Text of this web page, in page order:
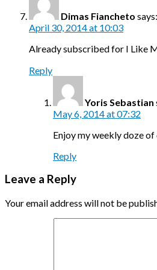
Dimas Fiancheto says:
April 30, 2014 at 10:03
Already subscribed for I Like
Reply
Yoris Sebastian
May 6, 2014 at 07:32
Enjoy my weekly doze
Reply
Leave a Reply
Your email address will not be